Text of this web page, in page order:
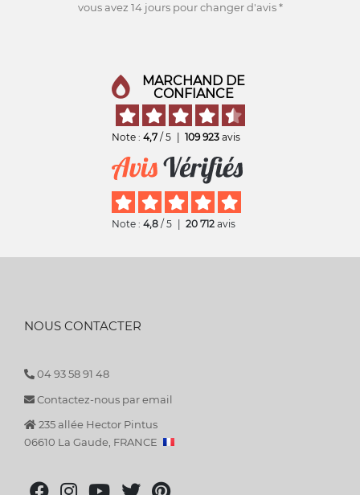
vous avez 14 jours pour changer d'avis *
MARCHAND DE
CONFIANCE
Note : 4,7 / 5 109 923 avis
Note : 4,8 / 5 20 712 avis
NOUS CONTACTER
04 93 58 91 48
Contactez-nous par email
235 allée Hector Pintus
06610 La Gaude, FRANCE